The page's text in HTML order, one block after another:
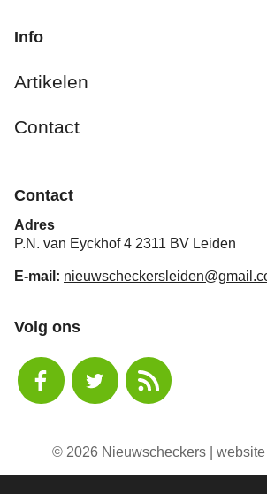
Info
Artikelen
Contact
Contact
Adres
P.N. van Eyckhof 4 2311 BV Leiden
E-mail:
Volg ons
© 2026 Nieuwscheckers |